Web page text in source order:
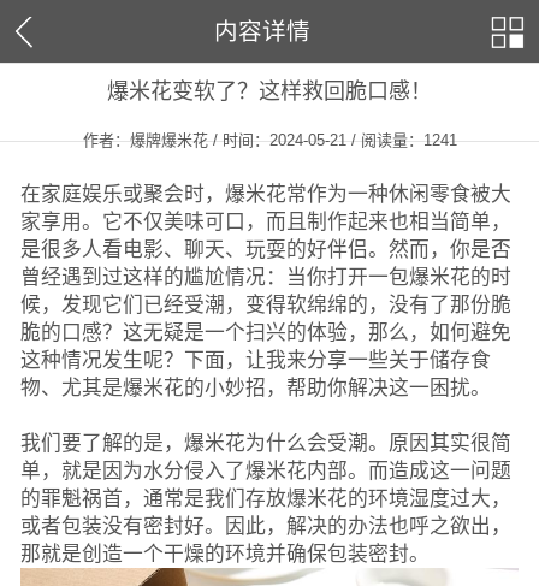
内容详情
爆米花变软了？这样救回脆口感！
作者：爆牌爆米花 / 时间：2024-05-21 / 阅读量：1241
在家庭娱乐或聚会时，爆米花常作为一种休闲零食被大
家享用。它不仅美味可口，而且制作起来也相当简单，
是很多人看电影、聊天、玩耍的好伴侣。然而，你是否
曾经遇到过这样的尴尬情况：当你打开一包爆米花的时
候，发现它们已经受潮，变得软绵绵的，没有了那份脆
脆的口感？这无疑是一个扫兴的体验，那么，如何避免
这种情况发生呢？下面，让我来分享一些关于储存食
物、尤其是爆米花的小妙招，帮助你解决这一困扰。
我们要了解的是，爆米花为什么会受潮。原因其实很简
单，就是因为水分侵入了爆米花内部。而造成这一问题
的罪魁祸首，通常是我们存放爆米花的环境湿度过大，
或者包装没有密封好。因此，解决的办法也呼之欲出，
那就是创造一个干燥的环境并确保包装密封。